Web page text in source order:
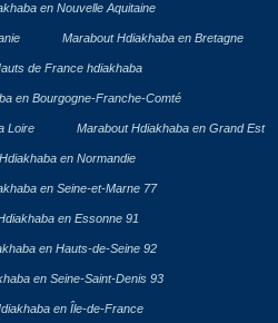
en Nouvelle Aquitaine
Marabout Hdiakhaba en Bretagne
de France hdiakhaba
en Bourgogne-Franche-Comté
Loire Marabout Hdiakhaba en Grand Est
en Normandie
en Seine-et-Marne 77
en Essonne 91
en Hauts-de-Seine 92
en Seine-Saint-Denis 93
en Île-de-France